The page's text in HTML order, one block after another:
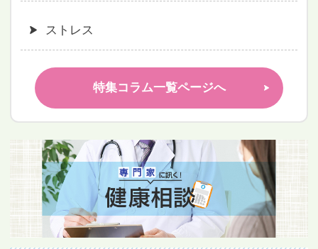
ストレス
特集コラム一覧ページへ